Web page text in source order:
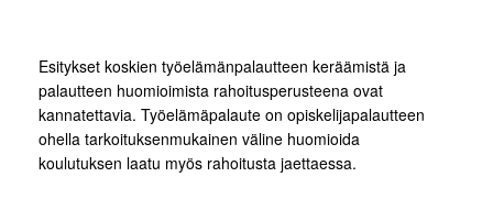
Esitykset koskien työelämänpalautteen keräämistä ja
palautteen huomioimista rahoitusperusteena ovat
kannatettavia. Työelämäpalaute on opiskelijapalautteen
ohella tarkoituksenmukainen väline huomioida
koulutuksen laatu myös rahoitusta jaettaessa.